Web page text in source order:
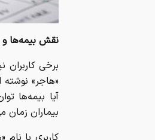
نقش بیمه‌ها و
برخی کاربران
«هاجر»
آیا بیمه‌ها
بیماران زمان